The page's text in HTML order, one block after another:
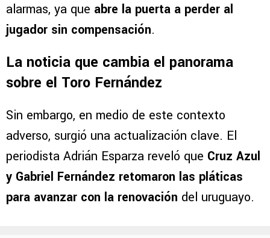
alarmas, ya que abre la puerta a perder al
jugador sin compensación.
La noticia que cambia el panorama
sobre el Toro Fernández
Sin embargo, en medio de este contexto
adverso, surgió una actualización clave. El
periodista Adrián Esparza reveló que Cruz Azul
y Gabriel Fernández retomaron las pláticas
para avanzar con la renovación del uruguayo.